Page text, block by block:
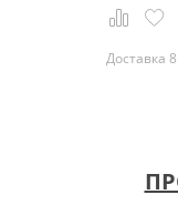
Доставка 8